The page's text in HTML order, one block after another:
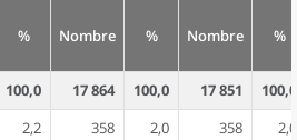
% Nombre % Nombre %
100,0 17 864 100,0 17 851
100,0
2,2 358 2,0 358
2,0